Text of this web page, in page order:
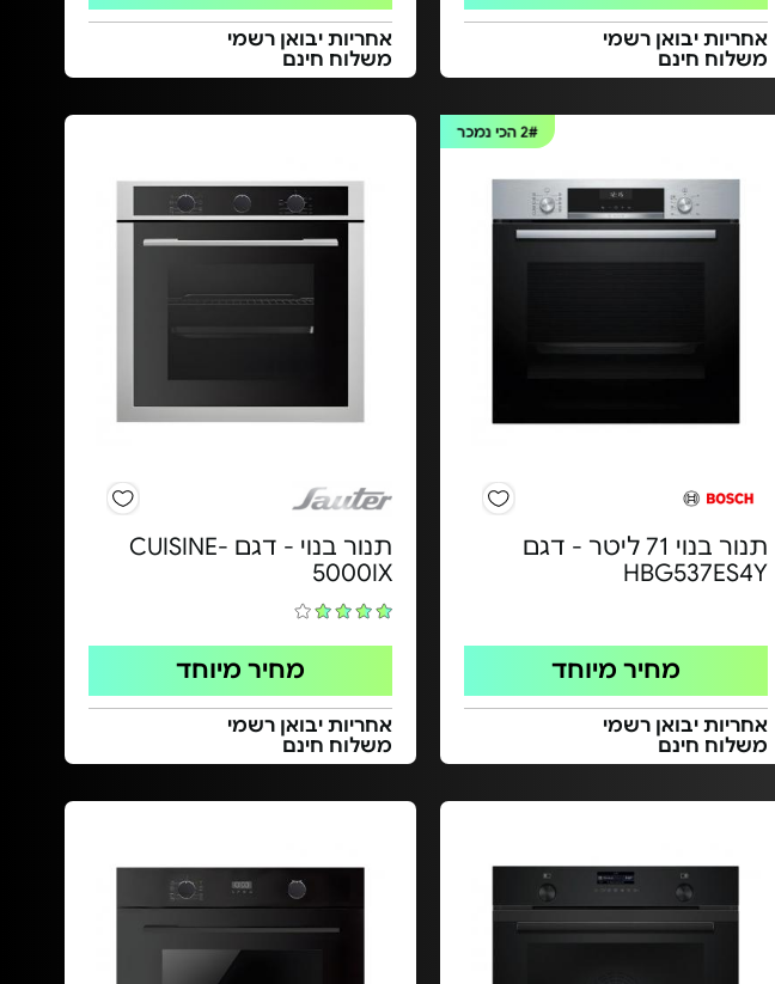
אחריות יבואן רשמי
משלוח חינם
אחריות יבואן רשמי
משלוח חינם
2#הכי נמכר
תנור בנוי 71 ליטר - דגם
HBG537ES4Y
מחיר מיוחד
אחריות יבואן רשמי
משלוח חינם
תנור בנוי - דגם CUISINE-
5000IX
מחיר מיוחד
אחריות יבואן רשמי
משלוח חינם